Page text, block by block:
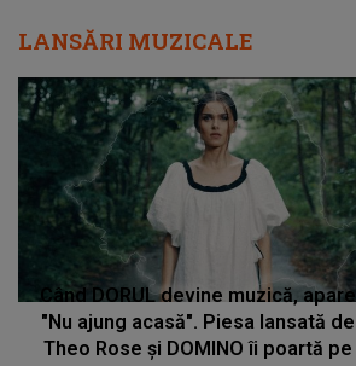
LANSĂRI MUZICALE
Când DORUL devine muzică, apare
"Nu ajung acasă". Piesa lansată de
Theo Rose și DOMINO îi poartă pe